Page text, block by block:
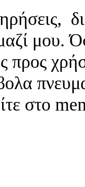
μου.
προς
στο